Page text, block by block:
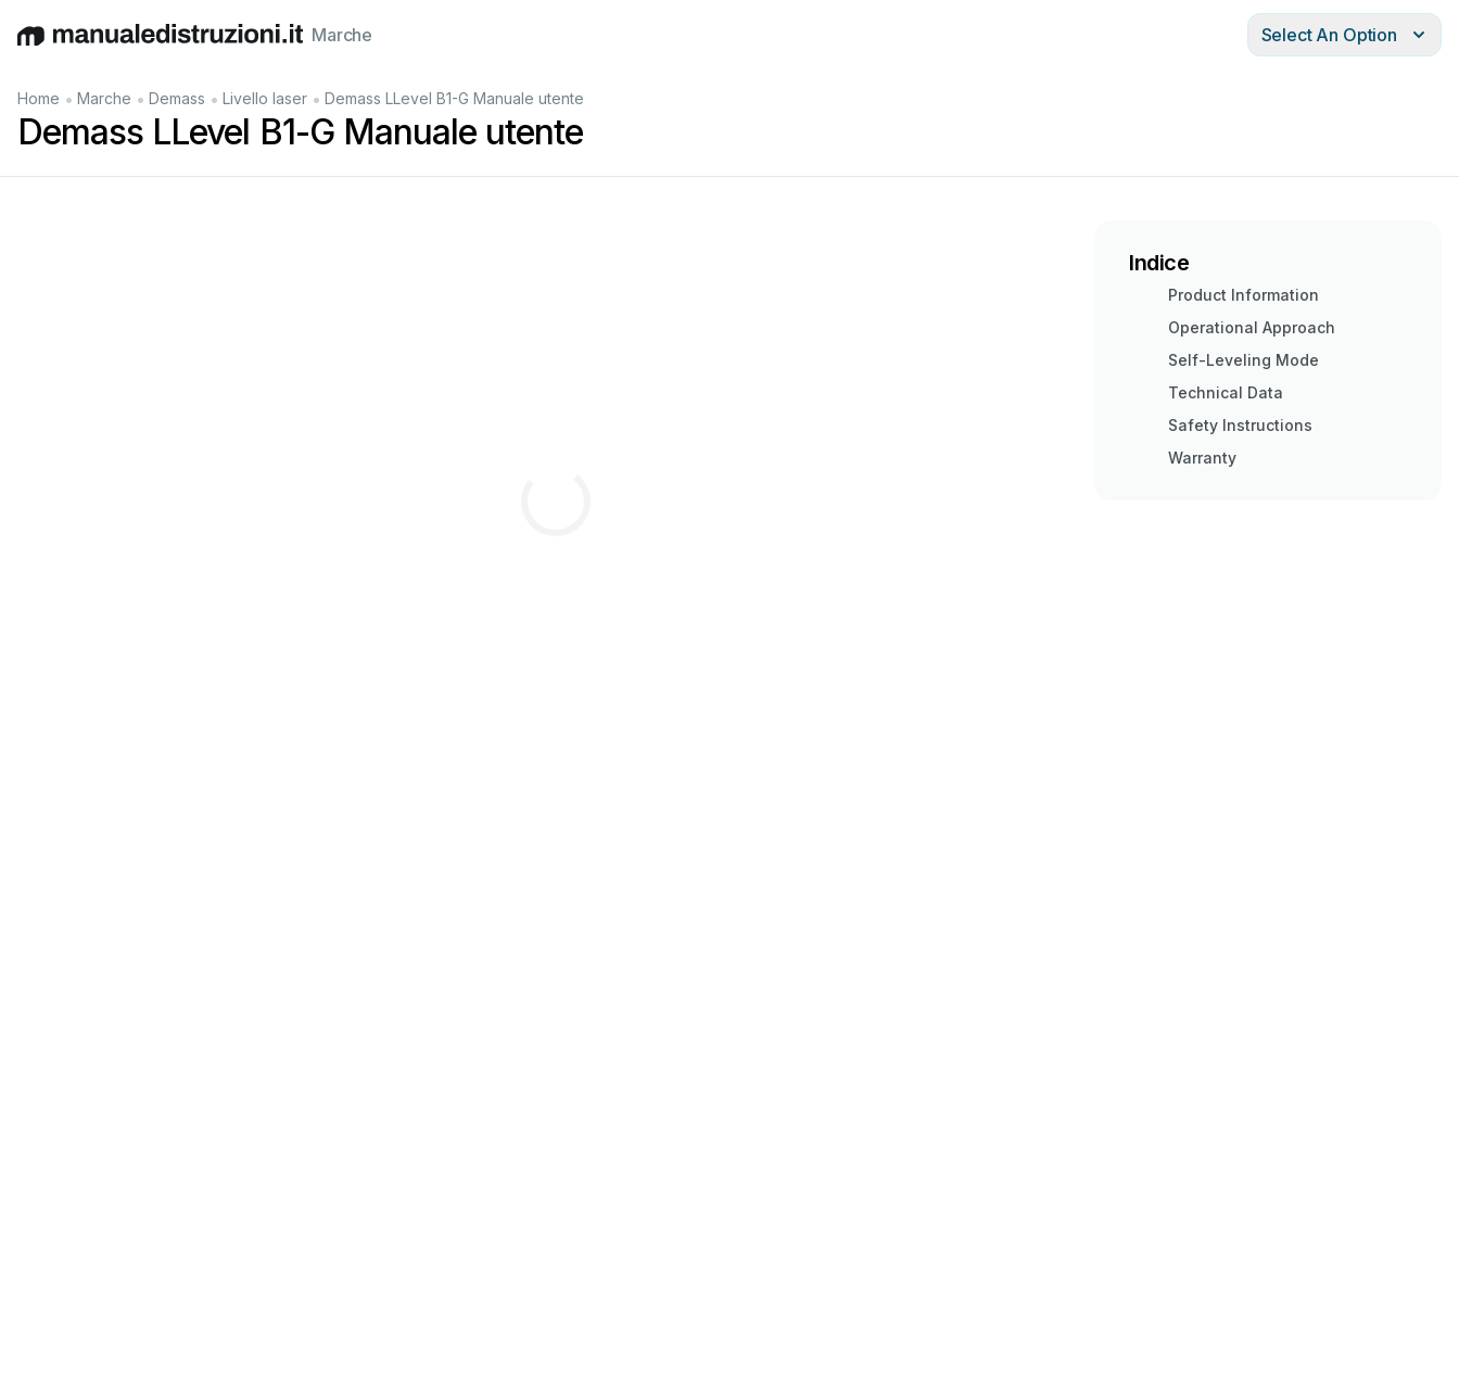
EnglishDeutschEspañol Italiano Français
Marche Select An Option
Home • Marche • Demass • Livello laser • Demass LLevel B1-G Manuale utente
Demass LLevel B1-G Manuale utente
Indice
Product Information
Operational Approach
Self-Leveling Mode
Technical Data
Safety Instructions
Warranty